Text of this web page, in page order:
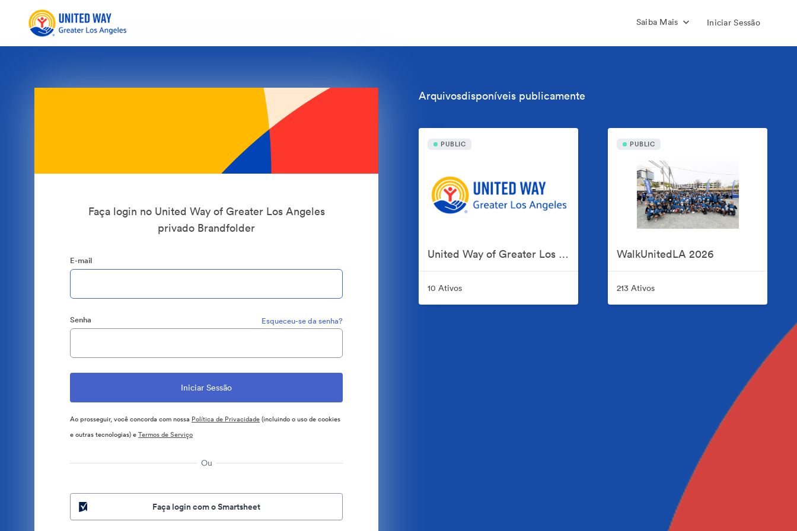
Saiba Mais Iniciar Sessão
Faça login no United Way of Greater Los Angeles
privado Brandfolder
E-mail
Senha Esqueceu-se da senha?
Ao prosseguir, você concorda com nossa Política de Privacidade(incluindo o uso de cookies
e outras tecnologias) eTermos de Serviço
Ou
Faça login com o Smartsheet
Arquivosdisponíveis publicamente
PUBLIC
United Way of Greater Los Angeles
10 Ativos
PUBLIC
WalkUnitedLA 2026
213 Ativos